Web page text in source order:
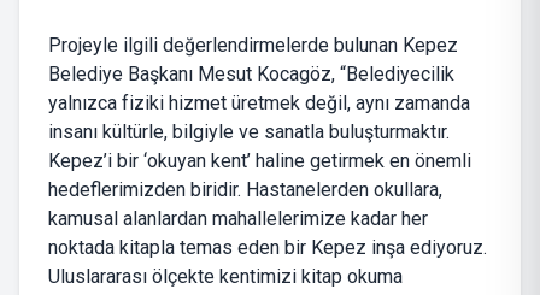
Projeyle ilgili değerlendirmelerde bulunan Kepez
Belediye Başkanı Mesut Kocagöz, “Belediyecilik
yalnızca fiziki hizmet üretmek değil, aynı zamanda
insanı kültürle, bilgiyle ve sanatla buluşturmaktır.
Kepez’i bir ‘okuyan kent’ haline getirmek en önemli
hedeflerimizden biridir. Hastanelerden okullara,
kamusal alanlardan mahallelerimize kadar her
noktada kitapla temas eden bir Kepez inşa ediyoruz.
Uluslararası ölçekte kentimizi kitap okuma